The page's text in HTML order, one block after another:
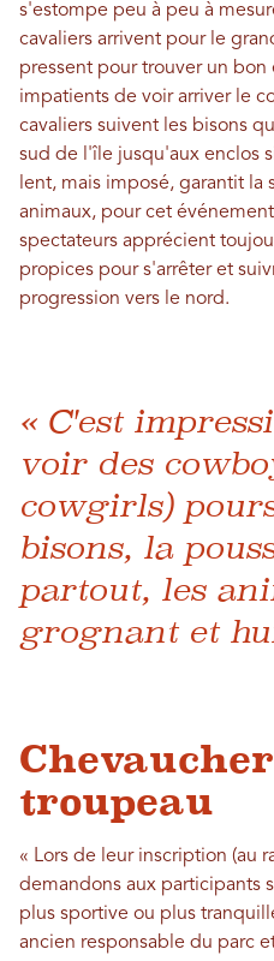
s'estompe peu à peu à
cavaliers arrivent pour le
pressent pour trouver un
impatients de voir arriver le
cavaliers suivent les bisons
sud de l'île jusqu'aux enclos
lent, mais imposé, garantit la
animaux, pour cet
spectateurs apprécient
propices pour s'arrêter et
progression vers le nord.
« C'est
voir des
cowgirls)
bisons, la
partout, les
grognant et
troupeau
« Lors de leur inscription (au
demandons aux participants
plus sportive ou plus
ancien responsable du parc